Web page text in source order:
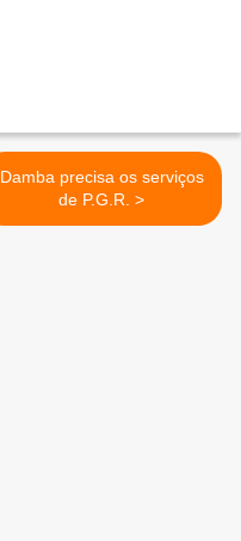
Damba precisa os serviços
de P.G.R. >